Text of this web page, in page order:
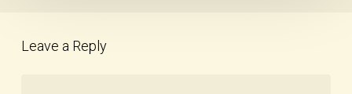
Leave a Reply